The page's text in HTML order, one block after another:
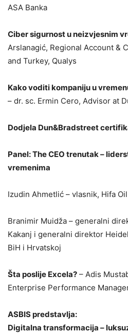
ASA Banka
​Ciber sigurnost u neizvjesnim
Arslanagić, Regional Account &
and Turkey, Qualys
Kako voditi kompaniju u
– dr. sc. Ermin Cero, Advisor at
Dodjela Dun&Bradstreet
Panel: The CEO trenutak –
vremenima
Izudin Ahmetlić – vlasnik, Hifa
Branimir Muidža – generalni
Kakanj i generalni direktor
BiH i Hrvatskoj
Šta poslije Excela? – Adis
Enterprise Performance
ASBIS predstavlja:
Digitalna transformacija –